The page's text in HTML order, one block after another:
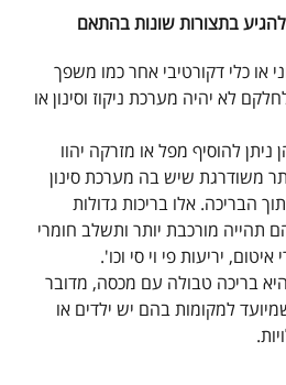
להגיע בתצורות שונות בהתאם
או כלי דקורטיבי אחר כמו משפך
לא יהיה מערכת ניקוז וסינון או
ניתן להוסיף מפל או מזרקה יהוו
משודרגת שיש בה מערכת סינון
הבריכה. אלו בריכות גדולות
תהייה מורכבת יותר ותשלב חומרי
יריעות פי וי סי וכו'.
בריכה טבולה עם מכסה, מדובר
למקומות בהם יש ילדים או